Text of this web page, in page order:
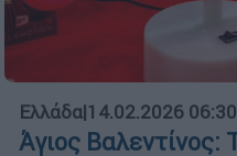
Ελλάδα|14.02.2026 06:30
Άγιος Βαλεντίνος: